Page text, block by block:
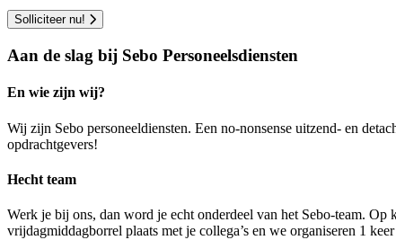
Solliciteer nu!
Aan de slag bij Sebo Personeelsdiensten
En wie zijn wij?
Wij zijn Sebo personeeldiensten. Een no-nonsense uitzend- en
opdrachtgevers!
Hecht team
Werk je bij ons, dan word je echt onderdeel van het Sebo-team.
vrijdagmiddagborrel plaats met je collega’s en we organiseren 1